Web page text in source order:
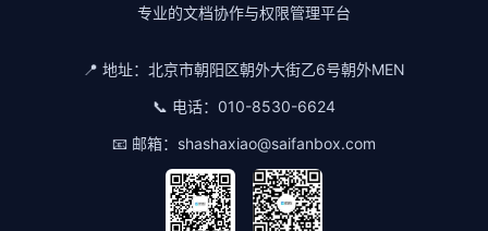
专业的文档协作与权限管理平台
📍 地址： 北京市朝阳区朝外大街乙6号朝外MEN
📞 电话： 010-8530-6624
📧 邮箱： shashaxiao@saifanbox.com